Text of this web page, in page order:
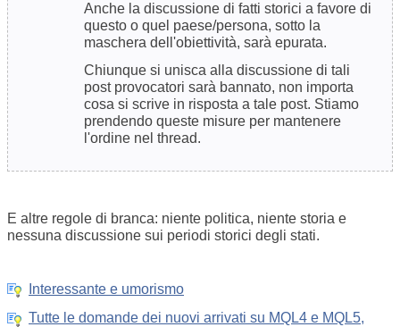
Anche la discussione di fatti storici a favore di
questo o quel paese/persona, sotto la
maschera dell'obiettività, sarà epurata.
Chiunque si unisca alla discussione di tali
post provocatori sarà bannato, non importa
cosa si scrive in risposta a tale post. Stiamo
prendendo queste misure per mantenere
l'ordine nel thread.
E altre regole di branca: niente politica, niente storia e
nessuna discussione sui periodi storici degli stati.
Interessante e umorismo
Tutte le domande dei nuovi arrivati su MQL4 e MQL5,